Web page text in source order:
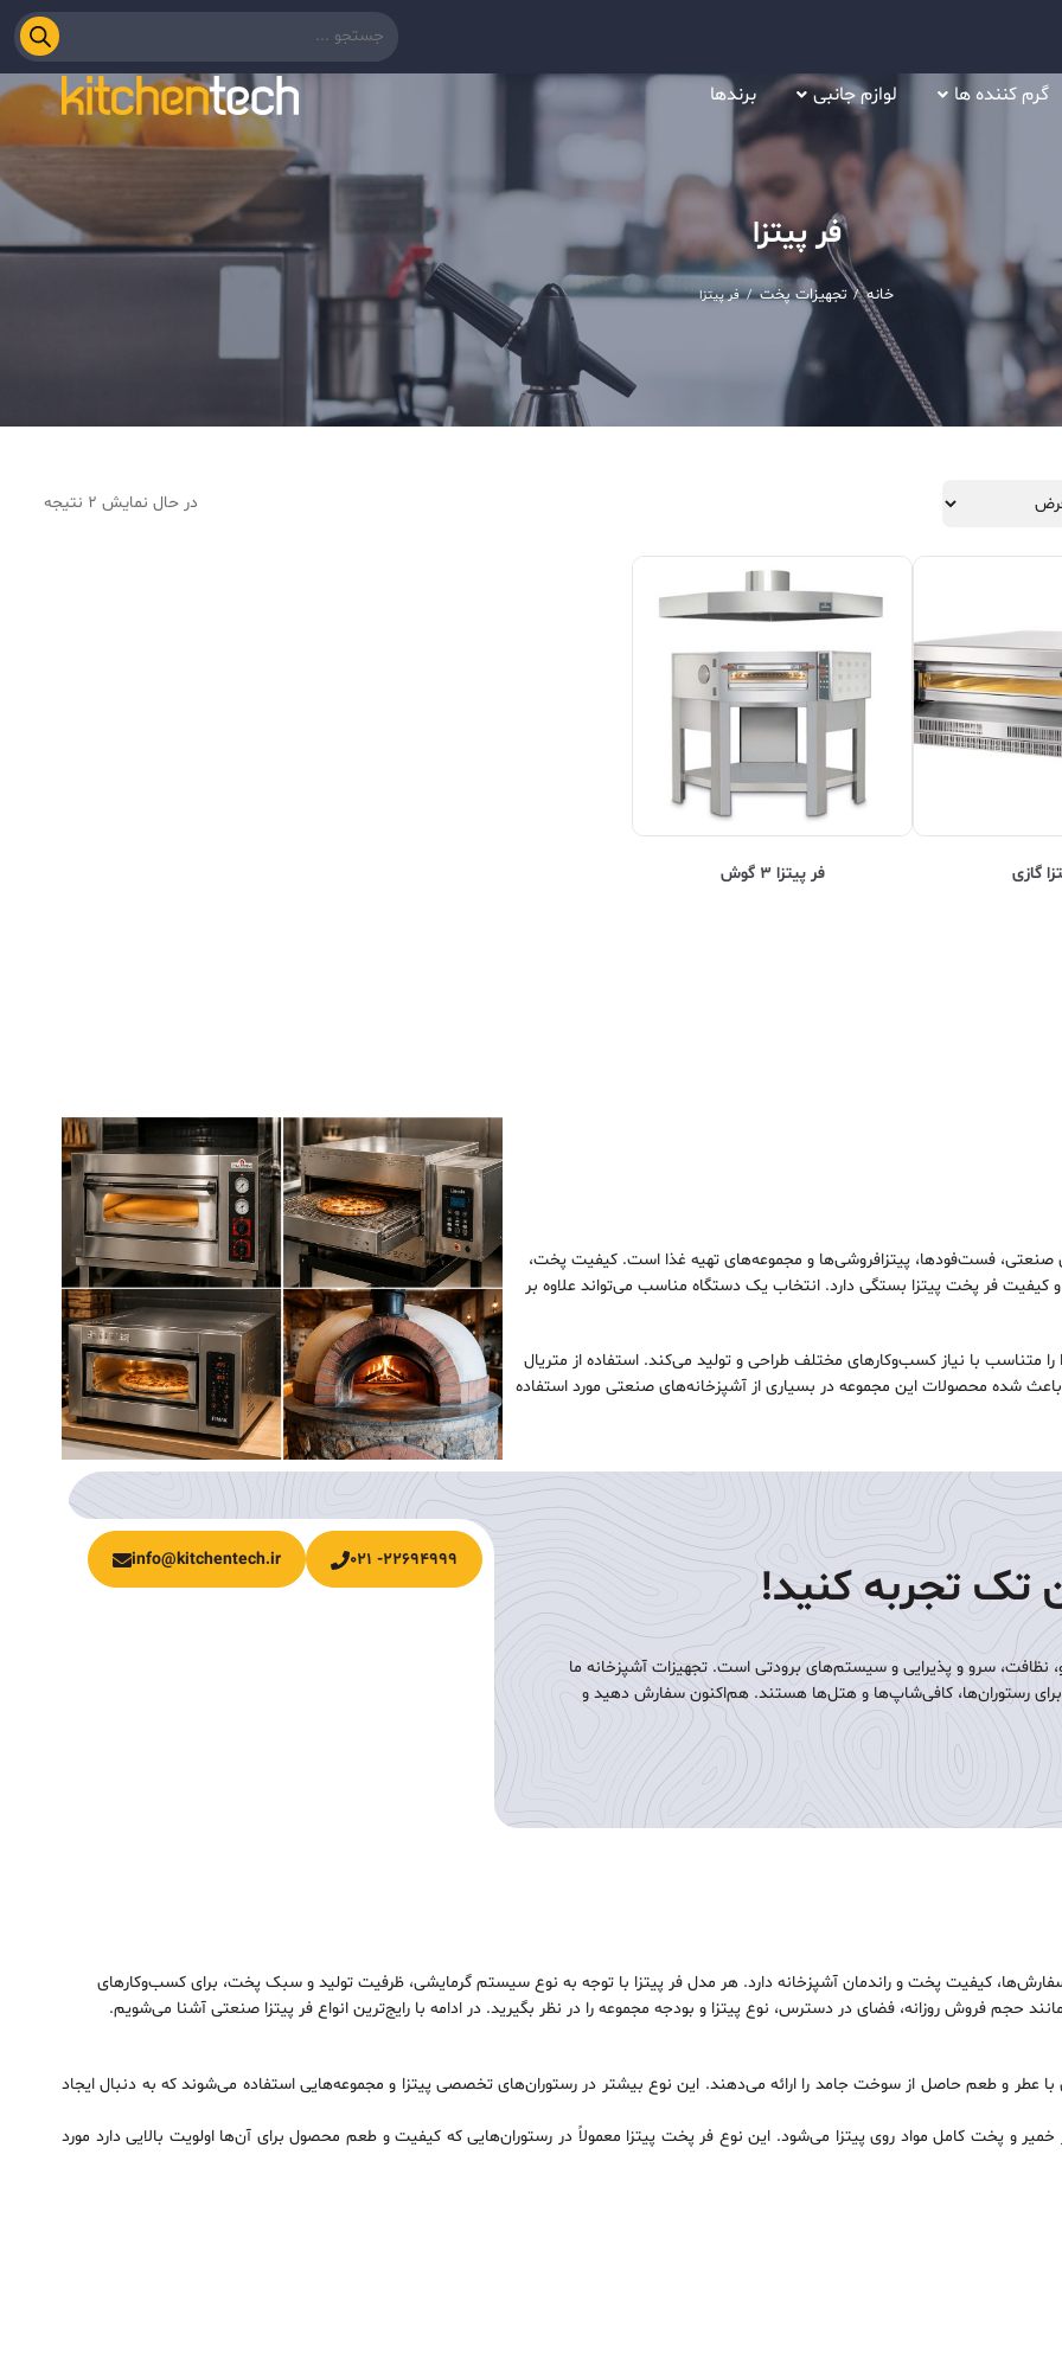
گرم کننده ها لوازم جانبی برندها
فر پیتزا
خانه / تجهیزات پخت / فر پیتزا
در حال نمایش 2 نتیجه
گازی فر پیتزا ۳ گوش
صنعتی، فست‌فودها، پیتزافروشی‌ها و مجموعه‌های تهیه غذا است. کیفیت پخت،
فر پخت پیتزا بستگی دارد. انتخاب یک دستگاه مناسب می‌تواند علاوه بر
را متناسب با نیاز کسب‌وکارهای مختلف طراحی و تولید می‌کند. استفاده از متریال
باعث شده محصولات این مجموعه در بسیاری از آشپزخانه‌های صنعتی مورد استفاده
تک تجربه کنید!
نظافت، سرو و پذیرایی و سیستم‌های برودتی است. تجهیزات آشپزخانه ما
برای رستوران‌ها، کافی‌شاپ‌ها و هتل‌ها هستند. هم‌اکنون سفارش دهید و
۲۲۶۹۴۹۹۹- ۰۲۱ info@kitchentech.ir
کیفیت پخت و راندمان آشپزخانه دارد. هر مدل فر پیتزا با توجه به نوع سیستم گرمایشی، ظرفیت تولید و سبک پخت، برای کسب‌وکارهای
حجم فروش روزانه، فضای در دسترس، نوع پیتزا و بودجه مجموعه را در نظر بگیرید. در ادامه با رایج‌ترین انواع فر پیتزا صنعتی آشنا می‌شویم.
عطر و طعم حاصل از سوخت جامد را ارائه می‌دهند. این نوع بیشتر در رستوران‌های تخصصی پیتزا و مجموعه‌هایی استفاده می‌شوند که به دنبال ایجاد
و پخت کامل مواد روی پیتزا می‌شود. این نوع فر پخت پیتزا معمولاً در رستوران‌هایی که کیفیت و طعم محصول برای آن‌ها اولویت بالایی دارد مورد